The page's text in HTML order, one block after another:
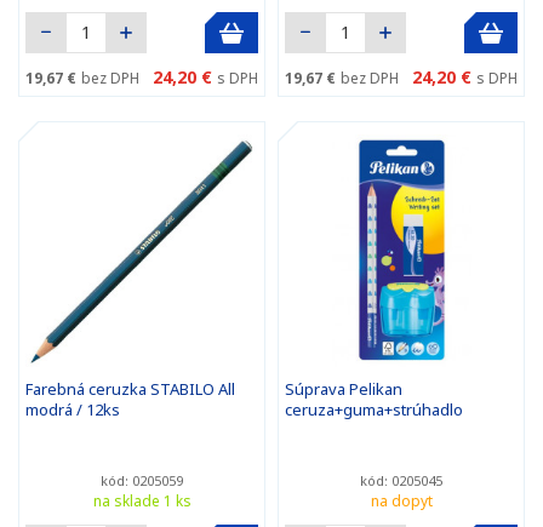
19,67 € bez DPH 24,20 € s DPH 19,67 € bez DPH 24,20 € s DPH
Farebná ceruzka STABILO All
modrá / 12ks
kód: 0205059
na sklade 1 ks
Súprava Pelikan
ceruza+guma+strúhadlo
kód: 0205045
na dopyt